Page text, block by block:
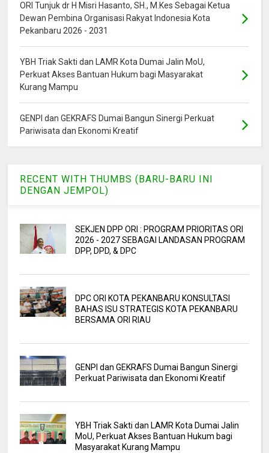
ORI Tunjuk dr H Misri Hasanto, SH., M.Kes Sebagai Ketua
Dewan Pembina Organisasi Rakyat Indonesia Kota
Pekanbaru 2026 - 2031
YBH Triak Sakti dan LAMR Kota Dumai Jalin MoU,
Perkuat Akses Bantuan Hukum bagi Masyarakat
Kurang Mampu
GENPI dan GEKRAFS Dumai Bangun Sinergi Perkuat
Pariwisata dan Ekonomi Kreatif
RECENT WITH THUMBS (BARU-BARU INI
DENGAN JEMPOL)
SEKJEN DPP ORI : PROGRAM PRIORITAS ORI
2026 - 2027 SEBAGAI LANDASAN PROGRAM
DPP, DPD, & DPC
DPC ORI KOTA PEKANBARU KONSULTASI
BAHAS ISU STRATEGIS KOTA PEKANBARU
BERSAMA ORI RIAU
GENPI dan GEKRAFS Dumai Bangun Sinergi
Perkuat Pariwisata dan Ekonomi Kreatif
YBH Triak Sakti dan LAMR Kota Dumai Jalin
MoU, Perkuat Akses Bantuan Hukum bagi
Masyarakat Kurang Mampu